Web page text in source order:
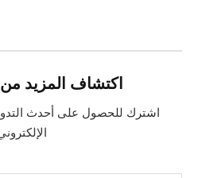
اكتشاف المزيد من
اشترك للحصول على أحدث
كتابة بريدك الإلكتروني...